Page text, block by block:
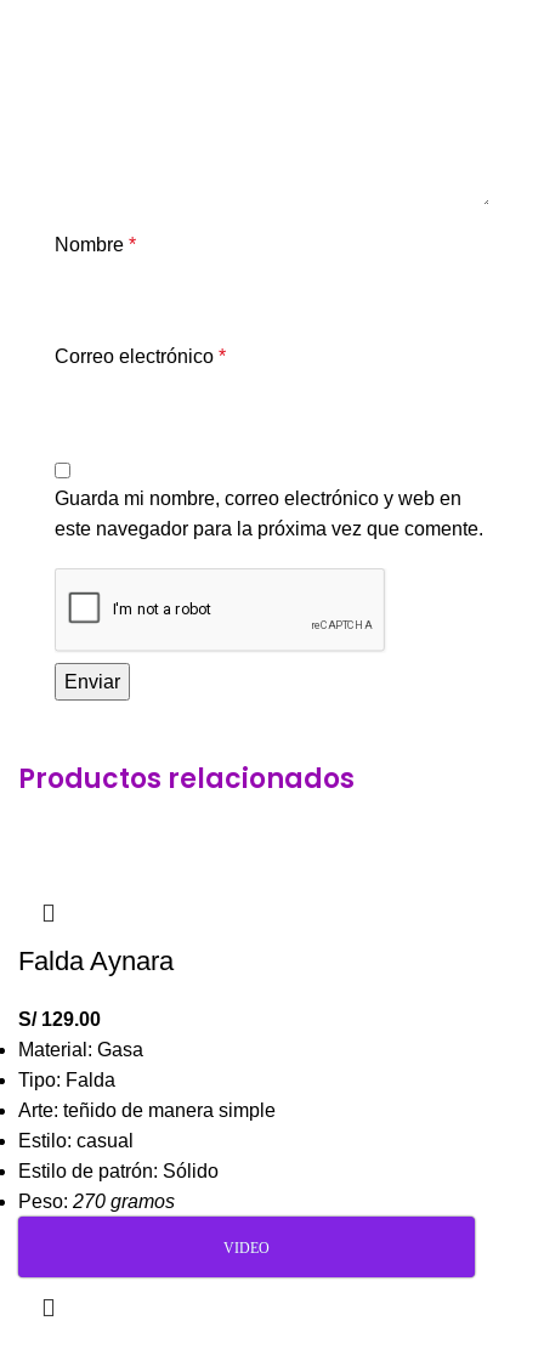
Nombre *
Correo electrónico *
Guarda mi nombre, correo electrónico y web en
este navegador para la próxima vez que comente.
Productos relacionados
Falda Aynara
S/129.00
Material: Gasa
Tipo: Falda
Arte: teñido de manera simple
Estilo: casual
Estilo de patrón: Sólido
Peso: 270 gramos
VIDEO